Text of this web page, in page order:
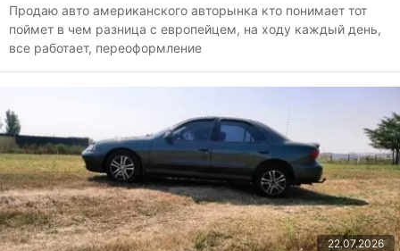
Продаю авто американского авторынка кто понимает тот
поймет в чем разница с европейцем, на ходу каждый день,
все работает, переоформление
22.07.2026